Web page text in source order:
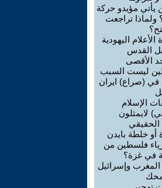
يأتي مؤيدو حركة
تراجعت
اليهودية
القدس
الأقصى
ليست السبب
في (صراع) ايران
الإسلام
لايمثلون
الحقيقي
أو خلطة بايدن
فلسطين من
في غزة؟
المغرب وإسرائيل